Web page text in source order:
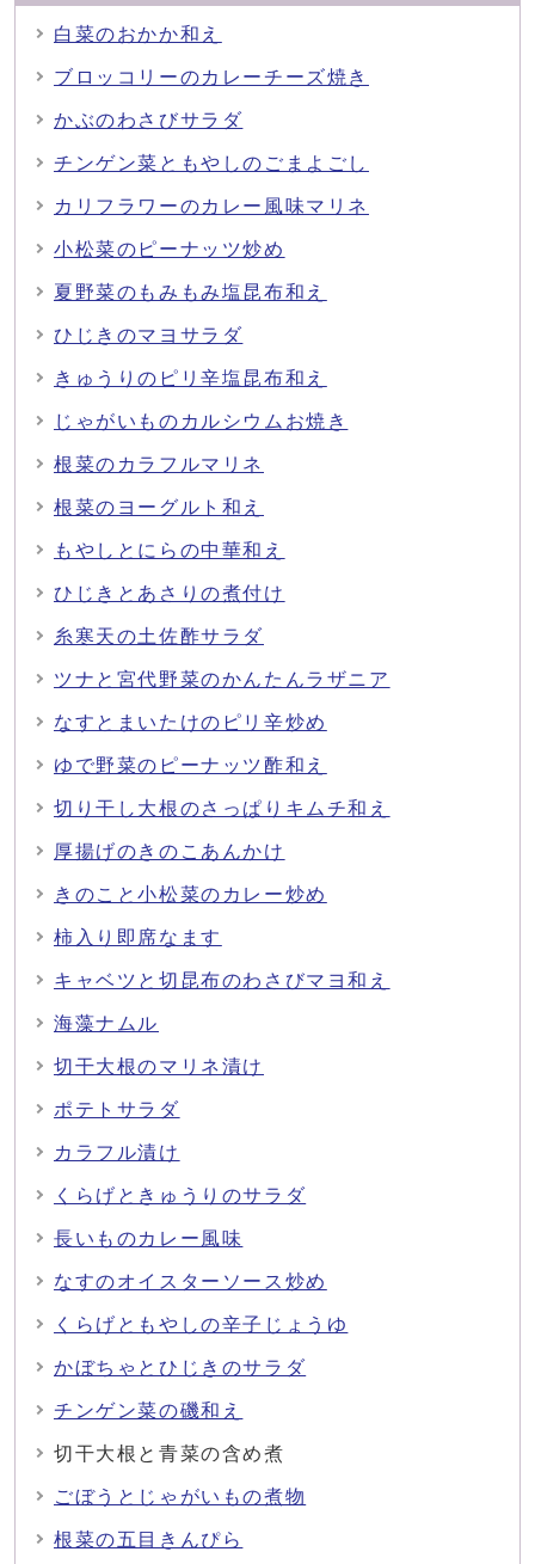
白菜のおかか和え
ブロッコリーのカレーチーズ焼き
かぶのわさびサラダ
チンゲン菜ともやしのごまよごし
カリフラワーのカレー風味マリネ
小松菜のピーナッツ炒め
夏野菜のもみもみ塩昆布和え
ひじきのマヨサラダ
きゅうりのピリ辛塩昆布和え
じゃがいものカルシウムお焼き
根菜のカラフルマリネ
根菜のヨーグルト和え
もやしとにらの中華和え
ひじきとあさりの煮付け
糸寒天の土佐酢サラダ
ツナと宮代野菜のかんたんラザニア
なすとまいたけのピリ辛炒め
ゆで野菜のピーナッツ酢和え
切り干し大根のさっぱりキムチ和え
厚揚げのきのこあんかけ
きのこと小松菜のカレー炒め
柿入り即席なます
キャベツと切昆布のわさびマヨ和え
海藻ナムル
切干大根のマリネ漬け
ポテトサラダ
カラフル漬け
くらげときゅうりのサラダ
長いものカレー風味
なすのオイスターソース炒め
くらげともやしの辛子じょうゆ
かぼちゃとひじきのサラダ
チンゲン菜の磯和え
切干大根と青菜の含め煮
ごぼうとじゃがいもの煮物
根菜の五目きんぴら